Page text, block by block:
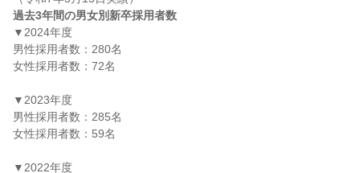
過去3年間の男女別新卒採用者数
▼2024年度
男性採用者数：280名
女性採用者数：72名
▼2023年度
男性採用者数：285名
女性採用者数：59名
▼2022年度